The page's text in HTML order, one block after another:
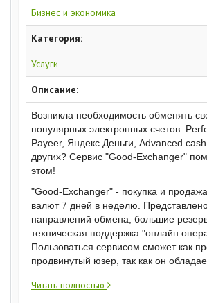
Бизнес и экономика
Категория:
Услуги
Описание:
Возникла необходимость обменять
популярных электронных счетов:
Payeer, Яндекс.Деньги, Advanced
других? Сервис "Good-Exchanger"
этом!
"Good-Exchanger" - покупка и
валют 7 дней в неделю.
направлений обмена, большие
техническая поддержка "онлайн
Пользоваться сервисом сможет как
продвинутый юзер, так как он
на двух языках: русском и английском.
Читать полностью